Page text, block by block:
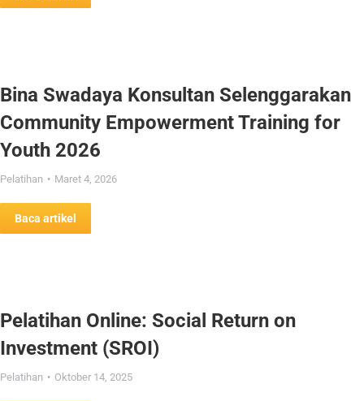
Bina Swadaya Konsultan Selenggarakan
Community Empowerment Training for
Youth 2026
Pelatihan Maret 4, 2026
Baca artikel
Pelatihan Online: Social Return on
Investment (SROI)
Pelatihan Oktober 14, 2025